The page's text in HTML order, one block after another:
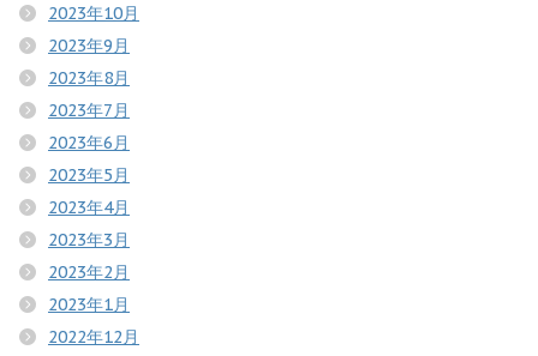
2023年10月
2023年9月
2023年8月
2023年7月
2023年6月
2023年5月
2023年4月
2023年3月
2023年2月
2023年1月
2022年12月